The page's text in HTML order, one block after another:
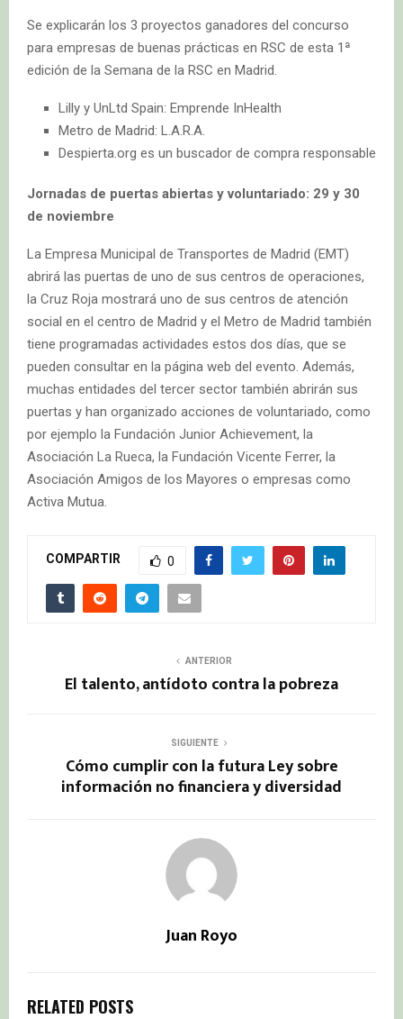
Se explicarán los 3 proyectos ganadores del concurso
para empresas de buenas prácticas en RSC de esta 1ª
edición de la Semana de la RSC en Madrid.
Lilly y UnLtd Spain: Emprende InHealth
Metro de Madrid: L.A.R.A.
Despierta.org es un buscador de compra responsable
Jornadas de puertas abiertas y voluntariado: 29 y 30
de noviembre
La Empresa Municipal de Transportes de Madrid (EMT)
abrirá las puertas de uno de sus centros de operaciones,
la Cruz Roja mostrará uno de sus centros de atención
social en el centro de Madrid y el Metro de Madrid también
tiene programadas actividades estos dos días, que se
pueden consultar en la página web del evento. Además,
muchas entidades del tercer sector también abrirán sus
puertas y han organizado acciones de voluntariado, como
por ejemplo la Fundación Junior Achievement, la
Asociación La Rueca, la Fundación Vicente Ferrer, la
Asociación Amigos de los Mayores o empresas como
Activa Mutua.
COMPARTIR 0
ANTERIOR
El talento, antídoto contra la pobreza
SIGUIENTE
Cómo cumplir con la futura Ley sobre
información no financiera y diversidad
Juan Royo
RELATED POSTS